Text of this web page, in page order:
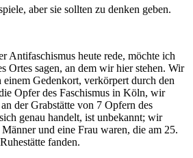
aber sie sollten zu denken geben.
Antifaschismus heute rede, möchte ich
Ortes sagen, an dem wir hier stehen. Wir
Gedenkort, verkörpert durch den
Opfer des Faschismus in Köln, wir
der Grabstätte von 7 Opfern des
genau handelt, ist unbekannt; wir
Männer und eine Frau waren, die am 25.
fanden.